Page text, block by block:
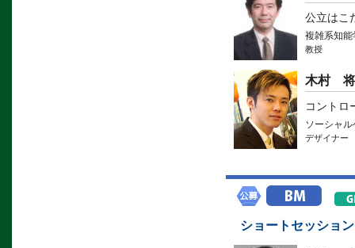
公立はこ
複雑系知能
教授
木村
コントロ
ソーシャ
デザイナー
ショートセッショ